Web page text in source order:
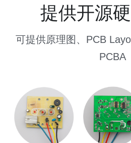
提供开源
可提供原理图、PCB
PCBA